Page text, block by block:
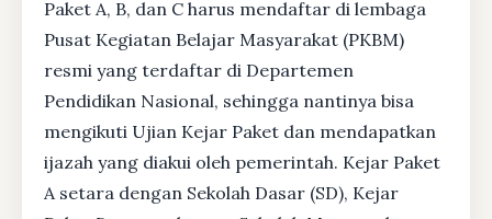
Paket A, B, dan C harus mendaftar di lembaga
Pusat Kegiatan Belajar Masyarakat (PKBM)
resmi yang terdaftar di Departemen
Pendidikan Nasional, sehingga nantinya bisa
mengikuti Ujian Kejar Paket dan mendapatkan
ijazah yang diakui oleh pemerintah. Kejar Paket
A setara dengan Sekolah Dasar (SD), Kejar